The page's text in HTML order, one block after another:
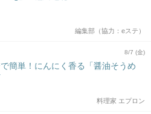
編集部（協力：eステ）
8/7 (金)
簡単！にんにく香る「醤油そうめ
料理家 エプロン